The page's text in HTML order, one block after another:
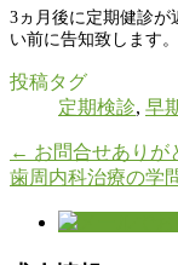
3ヵ月後に定期健診が
い前に告知致します。
投稿タグ
定期検診, 早
← お問合せありが
歯周内科治療の学